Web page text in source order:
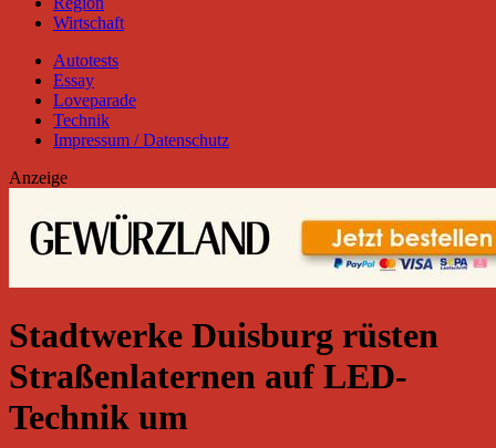
Wirtschaft
Autotests
Essay
Loveparade
Technik
Impressum / Datenschutz
Anzeige
Stadtwerke Duisburg rüsten
Straßenlaternen auf LED-
Technik um